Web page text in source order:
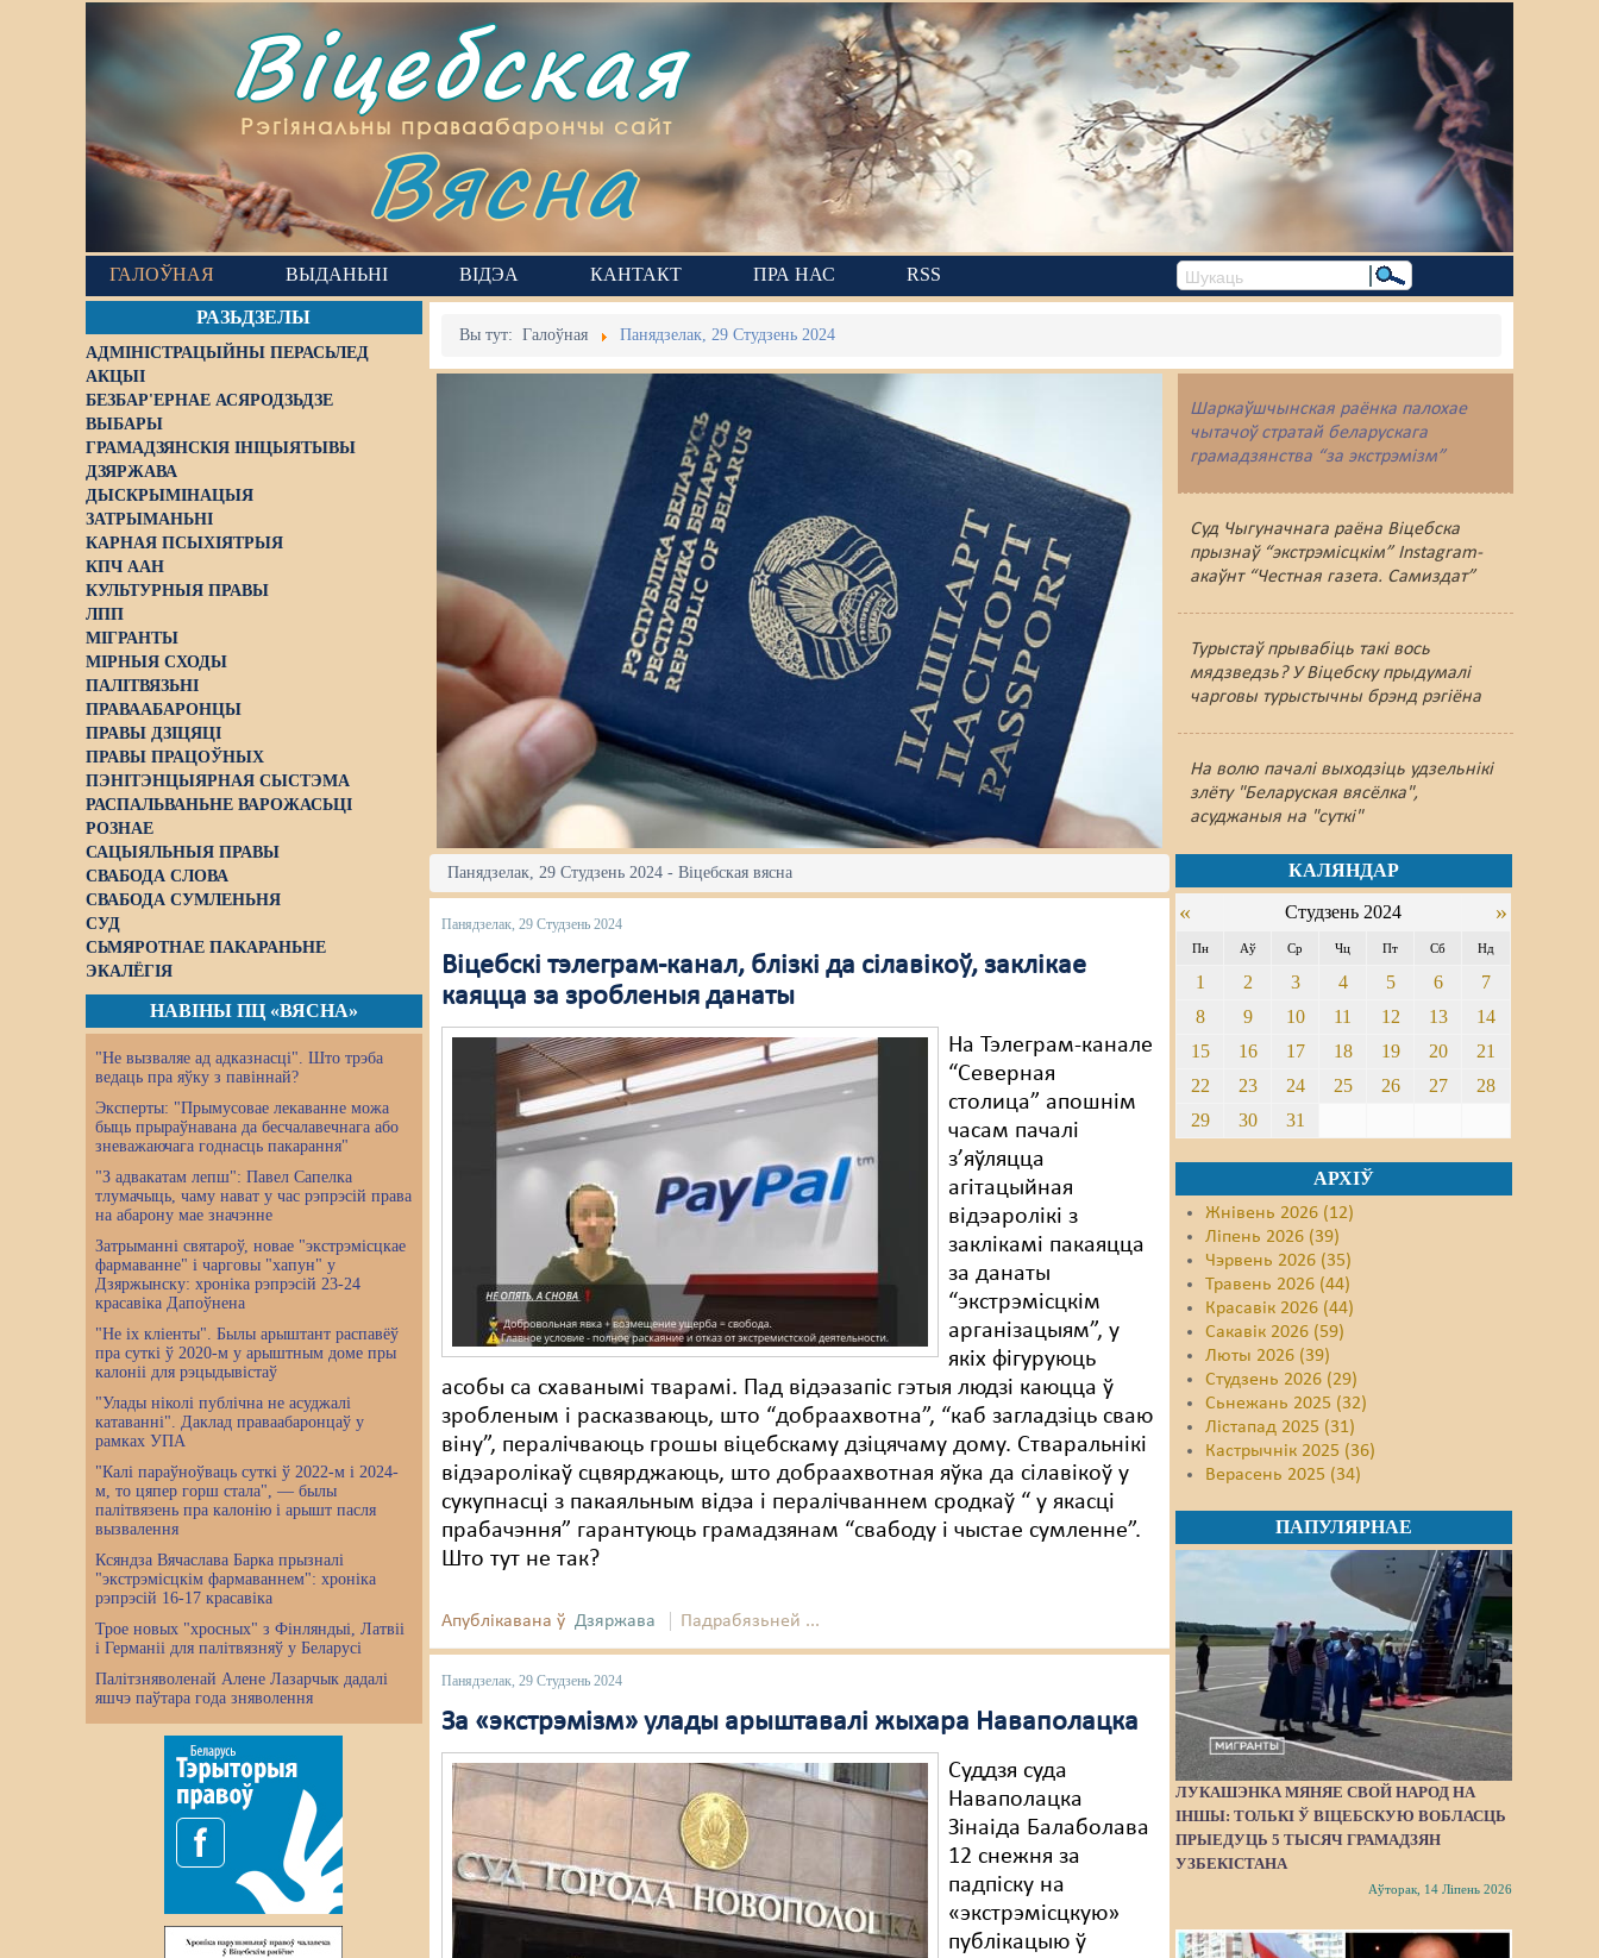
Віцебская
Рэгіянальны праваабарончы сайт
Вясна
ГАЛОЎНАЯ ВЫДАНЬНІ ВІДЭА КАНТАКТ ПРА НАС RSS
РАЗЬДЗЕЛЫ
АДМІНІСТРАЦЫЙНЫ ПЕРАСЬЛЕД
АКЦЫІ
БЕЗБАР'ЕРНАЕ АСЯРОДЗЬДЗЕ
ВЫБАРЫ
ГРАМАДЗЯНСКІЯ ІНІЦЫЯТЫВЫ
ДЗЯРЖАВА
ДЫСКРЫМІНАЦЫЯ
ЗАТРЫМАНЬНІ
КАРНАЯ ПСЫХІЯТРЫЯ
КПЧ ААН
КУЛЬТУРНЫЯ ПРАВЫ
ЛПП
МІГРАНТЫ
МІРНЫЯ СХОДЫ
ПАЛІТВЯЗЬНІ
ПРАВААБАРОНЦЫ
ПРАВЫ ДЗІЦЯЦІ
ПРАВЫ ПРАЦОЎНЫХ
ПЭНІТЭНЦЫЯРНАЯ СЫСТЭМА
РАСПАЛЬВАНЬНЕ ВАРОЖАСЬЦІ
РОЗНАЕ
САЦЫЯЛЬНЫЯ ПРАВЫ
СВАБОДА СЛОВА
СВАБОДА СУМЛЕНЬНЯ
СУД
СЬМЯРОТНАЕ ПАКАРАНЬНЕ
ЭКАЛЁГІЯ
НАВІНЫ ПЦ «ВЯСНА»
"Не вызваляе ад адказнасці". Што трэба
ведаць пра яўку з павіннай?
Эксперты: "Прымусовае лекаванне можа
быць прыраўнавана да бесчалавечнага або
зневажаючага годнасць пакарання"
"З адвакатам лепш": Павел Сапелка
тлумачыць, чаму нават у час рэпрэсій права
на абарону мае значэнне
Затрыманні святароў, новае "экстрэмісцкае
фармаванне" і чарговы "хапун" у
Дзяржынску: хроніка рэпрэсій 23-24
красавіка Дапоўнена
"Не іх кліенты". Былы арыштант распавёў
пра суткі ў 2020-м у арыштным доме пры
калоніі для рэцыдывістаў
"Улады ніколі публічна не асуджалі
катаванні". Даклад праваабаронцаў у
рамках УПА
"Калі параўноўваць суткі ў 2022-м і 2024-
м, то цяпер горш стала", — былы
палітвязень пра калонію і арышт пасля
вызвалення
Ксяндза Вячаслава Барка прызналі
"экстрэмісцкім фармаваннем": хроніка
рэпрэсій 16-17 красавіка
Трое новых "хросных" з Фінляндыі, Латвіі
і Германіі для палітвязняў у Беларусі
Палітзняволенай Алене Лазарчык дадалі
яшчэ паўтара года зняволення
Вы тут:Галоўная Панядзелак, 29 Студзень 2024
Шаркаўшчынская раёнка палохае
чытачоў стратай беларускага
грамадзянства “за экстрэмізм”
Суд Чыгуначнага раёна Віцебска
прызнаў “экстрэмісцкім” Instagram-
акаўнт “Честная газета. Самиздат”
Турыстаў прывабіць такі вось
мядзведзь? У Віцебску прыдумалі
чарговы турыстычны брэнд рэгіёна
На волю пачалі выходзіць удзельнікі
злёту "Беларуская вясёлка",
асуджаныя на "суткі"
Панядзелак, 29 Студзень 2024 - Віцебская вясна
Панядзелак, 29 Студзень 2024
Віцебскі тэлеграм-канал, блізкі да сілавікоў, заклікае
каяцца за зробленыя данаты
На Тэлеграм-канале
“Северная
столица” апошнім
часам пачалі
з’яўляцца
агітацыйная
відэаролікі з
заклікамі пакаяцца
за данаты
“экстрэмісцкім
арганізацыям”, у
якіх фігуруюць
асобы са схаванымі тварамі. Пад відэазапіс гэтыя людзі каюцца ў
зробленым і расказваюць, што “добраахвотна”, “каб загладзіць сваю
віну”, пералічваюць грошы віцебскаму дзіцячаму дому. Стваральнікі
відэаролікаў сцвярджаюць, што добраахвотная яўка да сілавікоў у
сукупнасці з пакаяльным відэа і пералічваннем сродкаў “ у якасці
прабачэння” гарантуюць грамадзянам “свабоду і чыстае сумленне”.
Што тут не так?
Апублікавана ў Дзяржава Падрабязьней ...
Панядзелак, 29 Студзень 2024
За «экстрэмізм» улады арыштавалі жыхара Наваполацка
Суддзя суда
Наваполацка
Зінаіда Балаболава
12 снежня за
падпіску на
«экстрэмісцкую»
публікацыю ў
КАЛЯНДАР
« Студзень 2024 »
Пн Аў Ср Чц Пт Сб Нд
1 2 3 4 5 6
7
8
9 10 11 12 13
14
15
16 17 18 19 20
21
22
23 24 25 26 27
28
29
30 31
АРХІЎ
Жнівень 2026 (12)
Ліпень 2026 (39)
Чэрвень 2026 (35)
Травень 2026 (44)
Красавік 2026 (44)
Сакавік 2026 (59)
Люты 2026 (39)
Студзень 2026 (29)
Сьнежань 2025 (32)
Лістапад 2025 (31)
Кастрычнік 2025 (36)
Верасень 2025 (34)
ПАПУЛЯРНАЕ
ЛУКАШЭНКА МЯНЯЕ СВОЙ НАРОД НА
ІНШЫ: ТОЛЬКІ Ў ВІЦЕБСКУЮ ВОБЛАСЦЬ
ПРЫЕДУЦЬ 5 ТЫСЯЧ ГРАМАДЗЯН
УЗБЕКІСТАНА
Аўторак, 14 Ліпень 2026